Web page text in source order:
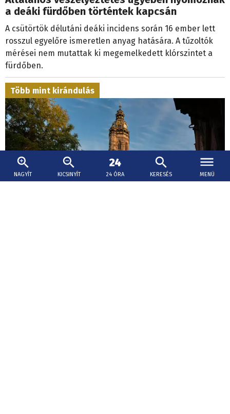
NAGYÍT KICSINYÍT 24 ÓRA KERESÉS MENÜ
a deáki fürdőben történtek kapcsán
A csütörtök délutáni deáki incidens során 16 ember lett
rosszul egyelőre ismeretlen anyag hatására. A tűzoltók
mérései nem mutattak ki megemelkedett klórszintet a
fürdőben.
Több mint kirándulás